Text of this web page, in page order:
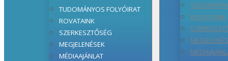
TUDOMÁNYOS FOLYÓIRAT
ROVATAINK
SZERKESZTŐSÉG
MEGJELENÉSEK
MÉDIAAJÁNLAT
ROVATAINK